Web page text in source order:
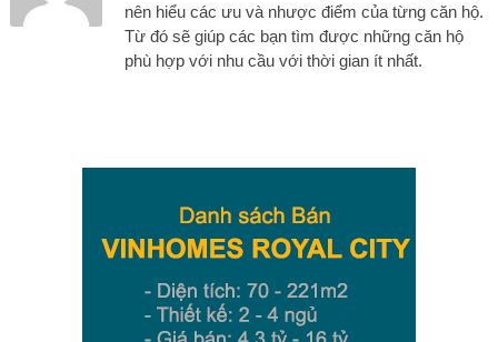
nên hiểu các ưu và nhược điểm của từng căn hộ.
Từ đó sẽ giúp các bạn tìm được những căn hộ
phù hợp với nhu cầu với thời gian ít nhất.